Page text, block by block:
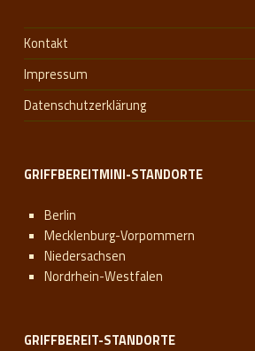
Kontakt
Impressum
Datenschutzerklärung
GRIFFBEREITMINI-STANDORTE
Berlin
Mecklenburg-Vorpommern
Niedersachsen
Nordrhein-Westfalen
GRIFFBEREIT-STANDORTE